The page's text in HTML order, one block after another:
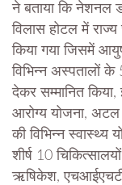
ने बताया कि नेशनल
विलास होटल में राज्य
किया गया जिसमें
विभिन्न अस्पतालों के
देकर सम्मानित
आरोग्य योजना, अटल
की विभिन्न स्वास्थ्य
शीर्ष 10
ऋषिकेश, एचआईएचटी